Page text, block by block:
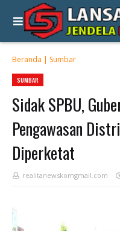
Beranda | Sumbar
SUMBAR
Sidak SPBU,
Pengawasan
Diperketat
realitanewskomgmail.com